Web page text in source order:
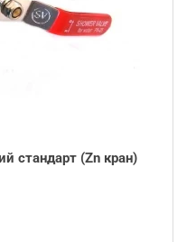
стандарт (Zn кран)